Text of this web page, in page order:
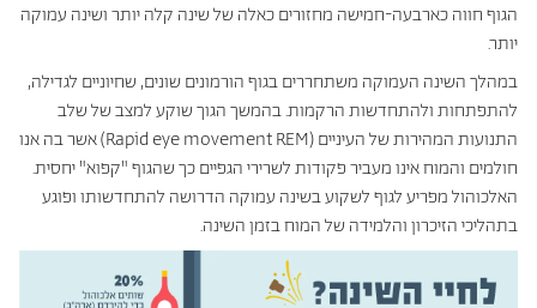
הגוף חווה כארבעה-חמישה מחזורים כאלה של שינה קלה יותר ושינה עמוקה
יותר.
במהלך השינה העמוקה משתחררים בגוף הורמונים שונים, שחיוניים לגדילה,
להתפתחות ולהתחדשות הרקמות. בהמשך הגוך שוקע למצב של שלב
התנועות המהירות של העיניים (Rapid eye movement REM) אשר בה אנו
חולמים והמוח אינו מעביר פקודות לשרירי הגפיים כך שהגוף "קפוא" יחסית.
האלכוהול מפריע לגוף לשקוע בשינה עמוקה הדרושה להתחדשותו ופוגע
בתהליכי הזיכרון והלמידה של המוח בזמן השינה.